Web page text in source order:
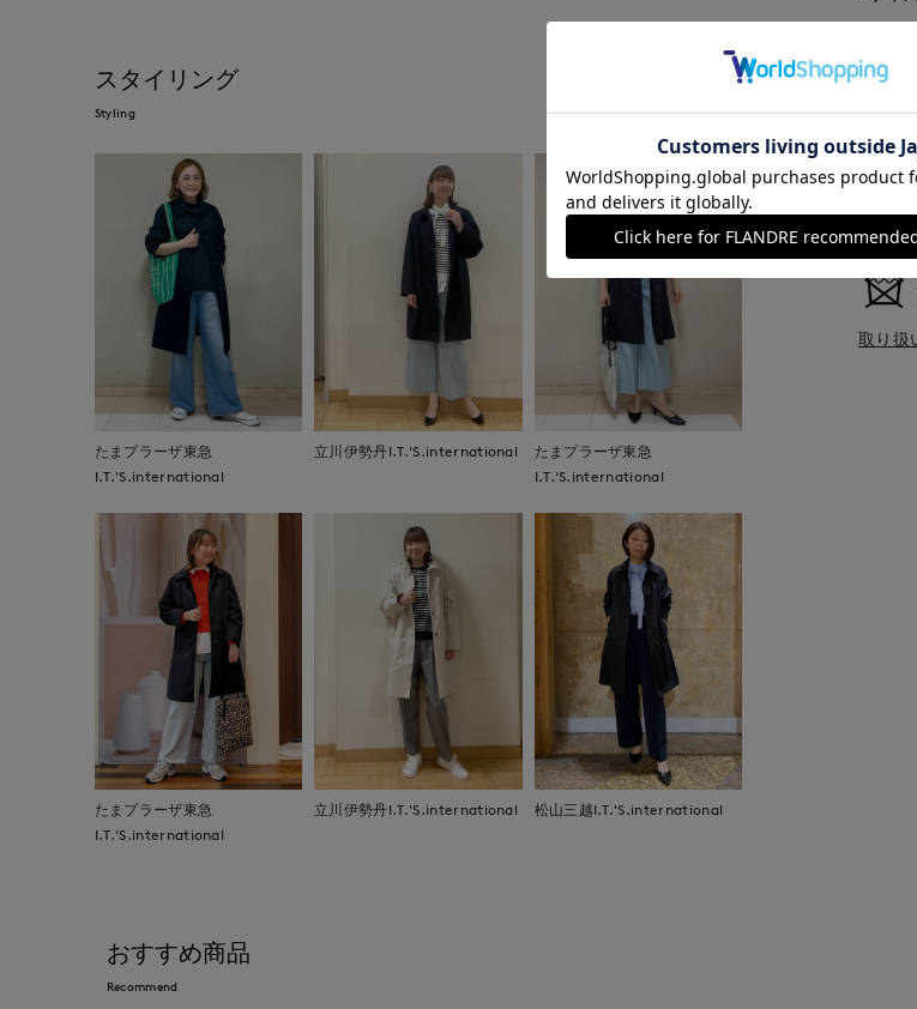
スタイリング
Styling
たまプラーザ東急
I.T.'S.international
立川伊勢丹I.T.'S.international
たまプラーザ東急
I.T.'S.international
たまプラーザ東急
I.T.'S.international
立川伊勢丹I.T.'S.international 松山三越I.T.'S.international
■原産
中国製
■クオ
表地:
■取扱
取り扱
おすすめ商品
Recommend